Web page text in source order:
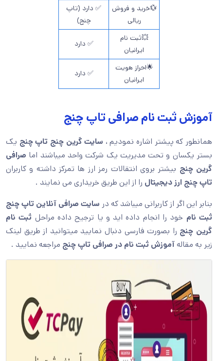
💱خرید و فروش
ریالی
✅ دارد (تاپ
چنج)
💥ثبت نام
ایرانیان
✅ دارد
🌟احراز هویت
ایرانیان
✅ دارد
آموزش ثبت نام صرافی تاپ چنج
همانطور که پیشتر اشاره نمودیم ، سایت گرین چنج تاپ چنج یک
بستر یکسان و تحت مدیریت یک شرکت واحد میباشند اما صرافی
گرین چنج بیشتر بروی انتقالات رمز ارز ها تمرکز داشته و کاربران
تاپ چنج ارز دیجیتال را از این طریق خریداری می نمایند .
بنابر این اگر از کاربرانی میباشد که در سایت صرافی آنلاین تاپ چنج
ثبت نام خود را انجام داده اید و یا ترجیح داده مراحل ثبت نام
گرین چنج را بصورت فارسی دنبال نمایید میتوانید از طریق لینک
زیر به مقالهآموزش ثبت نام در صرافی تاپ چنج مراجعه نمایید .